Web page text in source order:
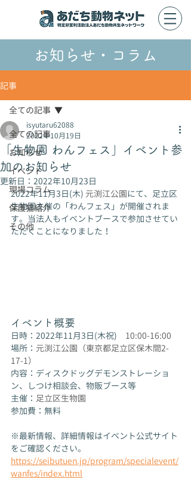
​お知らせ・コラム
記事
全ての記事
お知らせ
イベント
現場コラム
保護猫紹介
その他
全ての記事
「生物園 わんフェス」イベント参
加のお知らせ
isyutaru62088
2022年10月19日
更新日： 2022年10月23日
2022年11月3日(木) 元渕江公園にて、足立区
生物園主催の「わんフェス」が開催されま
す。当法人もイベントブースで参加させてい
ただくことになりました！
イベント概要
日時：2022年11月3日(木祝) 10:00-16:00
場所： 元渕江公園（東京都足立区保木間2-
17-1）
内容：ディスクドッグデモンストレーショ
ン、しつけ相談会、物販ブース等
主催： 足立区生物園
参加費：無料
※最新情報、詳細情報はイベント公式サイト
をご確認ください。
https://seibutuen.jp/program/specialevent/
wanfes/index.html